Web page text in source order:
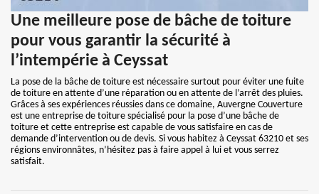
Une meilleure pose de bâche de toiture
pour vous garantir la sécurité à
l’intempérie à Ceyssat
La pose de la bâche de toiture est nécessaire surtout pour éviter une fuite
de toiture en attente d’une réparation ou en attente de l’arrêt des pluies.
Grâces à ses expériences réussies dans ce domaine, Auvergne Couverture
est une entreprise de toiture spécialisé pour la pose d’une bâche de
toiture et cette entreprise est capable de vous satisfaire en cas de
demande d’intervention ou de devis. Si vous habitez à Ceyssat 63210 et ses
régions environnâtes, n’hésitez pas à faire appel à lui et vous serrez
satisfait.